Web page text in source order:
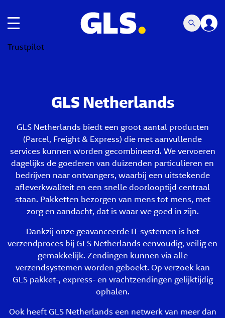
toggle navigatie
Trustpilot
GLS Netherlands
GLS Netherlands biedt een groot aantal producten
(Parcel, Freight & Express) die met aanvullende
services kunnen worden gecombineerd. We vervoeren
dagelijks de goederen van duizenden particulieren en
bedrijven naar ontvangers, waarbij een uitstekende
afleverkwaliteit en een snelle doorlooptijd centraal
staan. Pakketten bezorgen van mens tot mens, met
zorg en aandacht, dat is waar we goed in zijn.
Dankzij onze geavanceerde IT-systemen is het
verzendproces bij GLS Netherlands eenvoudig, veilig en
gemakkelijk. Zendingen kunnen via alle
verzendsystemen worden geboekt. Op verzoek kan
GLS pakket-, express- en vrachtzendingen gelijktijdig
ophalen.
Ook heeft GLS Netherlands een netwerk van meer dan